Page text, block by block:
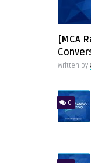
[MCA
Written by
0